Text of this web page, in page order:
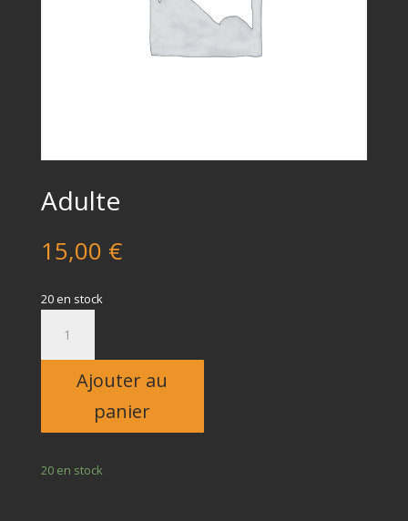
Adulte
15,00 €
20 en stock
Adulte
Ajouter au
panier
20 en stock